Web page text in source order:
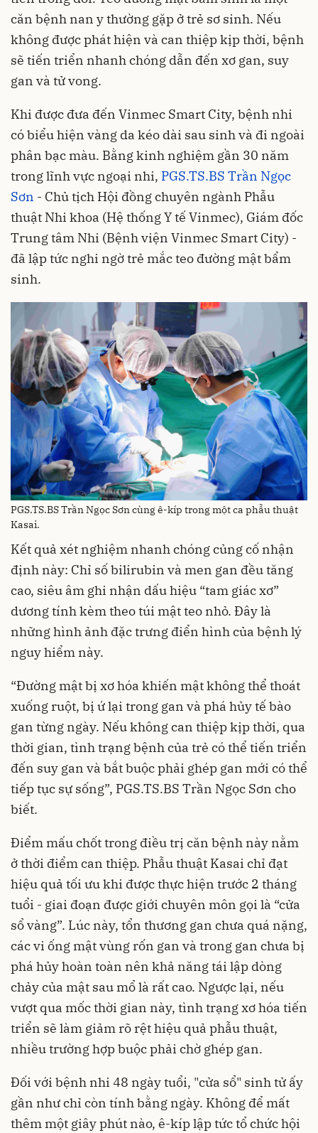
căn bệnh nan y thường gặp ở trẻ sơ sinh. Nếu
không được phát hiện và can thiệp kịp thời, bệnh
sẽ tiến triển nhanh chóng dẫn đến xơ gan, suy
gan và tử vong.
Khi được đưa đến Vinmec Smart City, bệnh nhi
có biểu hiện vàng da kéo dài sau sinh và đi ngoài
phân bạc màu. Bằng kinh nghiệm gần 30 năm
trong lĩnh vực ngoại nhi, PGS.TS.BS Trần Ngọc
Sơn - Chủ tịch Hội đồng chuyên ngành Phẫu
thuật Nhi khoa (Hệ thống Y tế Vinmec), Giám đốc
Trung tâm Nhi (Bệnh viện Vinmec Smart City) -
đã lập tức nghi ngờ trẻ mắc teo đường mật bẩm
sinh.
PGS.TS.BS Trần Ngọc Sơn cùng ê-kíp trong một ca phẫu thuật
Kasai.
Kết quả xét nghiệm nhanh chóng củng cố nhận
định này: Chỉ số bilirubin và men gan đều tăng
cao, siêu âm ghi nhận dấu hiệu “tam giác xơ”
dương tính kèm theo túi mật teo nhỏ. Đây là
những hình ảnh đặc trưng điển hình của bệnh lý
nguy hiểm này.
“Đường mật bị xơ hóa khiến mật không thể thoát
xuống ruột, bị ứ lại trong gan và phá hủy tế bào
gan từng ngày. Nếu không can thiệp kịp thời, qua
thời gian, tình trạng bệnh của trẻ có thể tiến triển
đến suy gan và bắt buộc phải ghép gan mới có thể
tiếp tục sự sống”, PGS.TS.BS Trần Ngọc Sơn cho
biết.
Điểm mấu chốt trong điều trị căn bệnh này nằm
ở thời điểm can thiệp. Phẫu thuật Kasai chỉ đạt
hiệu quả tối ưu khi được thực hiện trước 2 tháng
tuổi - giai đoạn được giới chuyên môn gọi là “cửa
sổ vàng”. Lúc này, tổn thương gan chưa quá nặng,
các vi ống mật vùng rốn gan và trong gan chưa bị
phá hủy hoàn toàn nên khả năng tái lập dòng
chảy của mật sau mổ là rất cao. Ngược lại, nếu
vượt qua mốc thời gian này, tình trạng xơ hóa tiến
triển sẽ làm giảm rõ rệt hiệu quả phẫu thuật,
nhiều trường hợp buộc phải chờ ghép gan.
Đối với bệnh nhi 48 ngày tuổi, "cửa sổ" sinh tử ấy
gần như chỉ còn tính bằng ngày. Không để mất
thêm một giây phút nào, ê-kíp lập tức tổ chức hội